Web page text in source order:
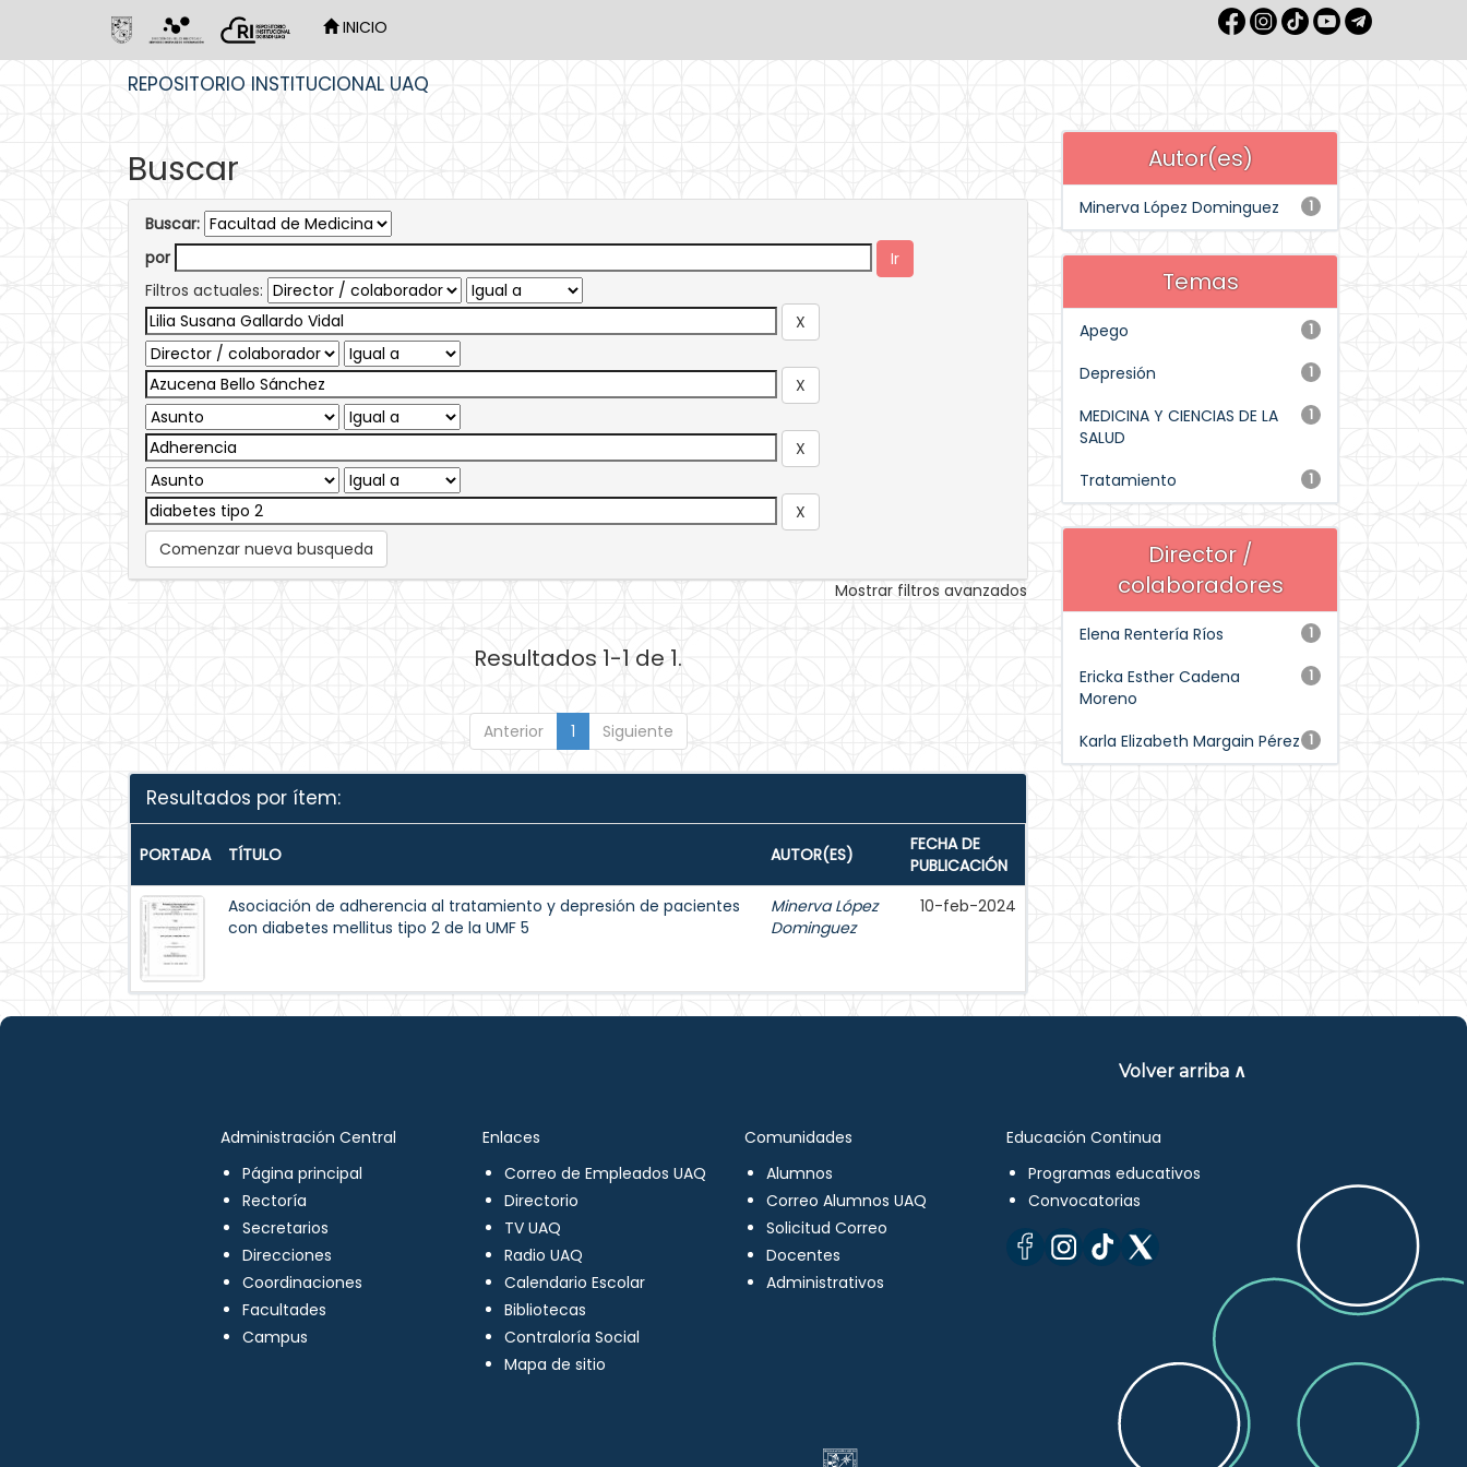
INICIO
REPOSITORIO INSTITUCIONAL UAQ
Buscar
Buscar:
por
Filtros actuales:
Comenzar nueva busqueda
Mostrar filtros avanzados
Resultados 1-1 de 1.
Anterior 1 Siguiente
Resultados por ítem:
PORTADA TÍTULO AUTOR(ES)
FECHA DE
PUBLICACIÓN
Asociación de adherencia al tratamiento y depresión de pacientes
con diabetes mellitus tipo 2 de la UMF 5
Minerva López
Dominguez
10-feb-2024
Autor(es)
1
Minerva López Dominguez
Temas
1
Apego
1
Depresión
1
MEDICINA Y CIENCIAS DE LA
SALUD
1
Tratamiento
Director /
colaboradores
1
Elena Rentería Ríos
1
Ericka Esther Cadena
Moreno
1
Karla Elizabeth Margain Pérez
Volver arriba ∧
Administración Central
Página principal
Rectoría
Secretarios
Direcciones
Coordinaciones
Facultades
Campus
Enlaces
Correo de Empleados UAQ
Directorio
TV UAQ
Radio UAQ
Calendario Escolar
Bibliotecas
Contraloría Social
Mapa de sitio
Comunidades
Alumnos
Correo Alumnos UAQ
Solicitud Correo
Docentes
Administrativos
Educación Continua
Programas educativos
Convocatorias